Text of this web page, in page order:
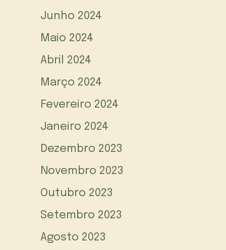
Junho 2024
Maio 2024
Abril 2024
Março 2024
Fevereiro 2024
Janeiro 2024
Dezembro 2023
Novembro 2023
Outubro 2023
Setembro 2023
Agosto 2023